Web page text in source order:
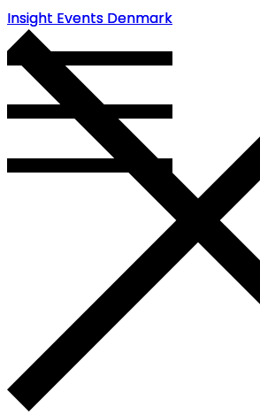
Insight Events Denmark
Insight Events Denmark